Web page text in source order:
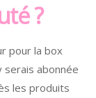
?
pour la box
serais abonnée
les produits